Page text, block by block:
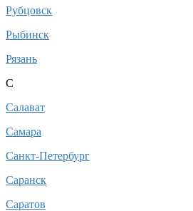
Рубцовск
Рыбинск
Рязань
С
Салават
Самара
Санкт-Петербург
Саранск
Саратов